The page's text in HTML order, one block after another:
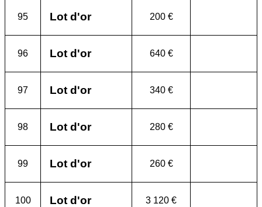
95 Lot d'or 200 €
96 Lot d'or 640 €
97 Lot d'or 340 €
98 Lot d'or 280 €
99 Lot d'or 260 €
100 Lot d'or 3 120 €